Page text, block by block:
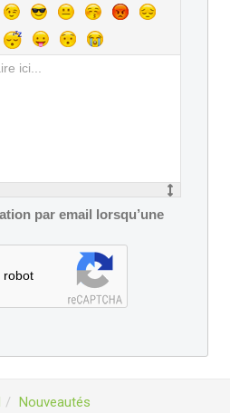
par email lorsqu’une
robot
Nouveautés